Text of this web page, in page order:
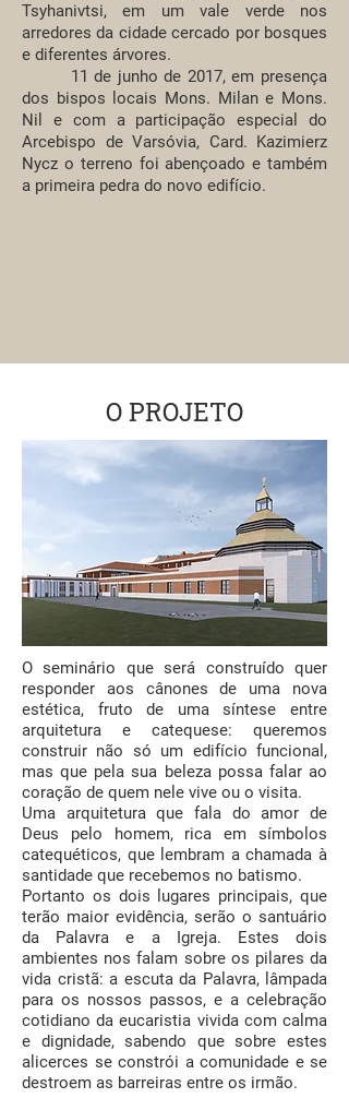
Tsyhanivtsi, em um vale verde nos
arredores da cidade cercado por bosques
e diferentes árvores.
11 de junho de 2017, em presença
dos bispos locais Mons. Milan e Mons.
Nil e com a participação especial do
Arcebispo de Varsóvia, Card. Kazimierz
Nycz o terreno foi abençoado e também
a primeira pedra do novo edifício.
O PROJETO
O seminário que será construído quer
responder aos cânones de uma nova
estética, fruto de uma síntese entre
arquitetura e catequese: queremos
construir não só um edifício funcional,
mas que pela sua beleza possa falar ao
coração de quem nele vive ou o visita.
Uma arquitetura que fala do amor de
Deus pelo homem, rica em símbolos
catequéticos, que lembram a chamada à
santidade que recebemos no batismo.
Portanto os dois lugares principais, que
terão maior evidência, serão o santuário
da Palavra e a Igreja. Estes dois
ambientes nos falam sobre os pilares da
vida cristã: a escuta da Palavra, lâmpada
para os nossos passos, e a celebração
cotidiano da eucaristia vivida com calma
e dignidade, sabendo que sobre estes
alicerces se constrói a comunidade e se
destroem as barreiras entre os irmão.